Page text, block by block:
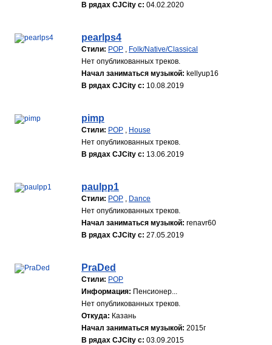
В рядах CJCity с: 04.02.2020
pearlps4
Стили: POP , Folk/Native/Classical
Нет опубликованных треков.
Начал заниматься музыкой: kellyup16
В рядах CJCity с: 10.08.2019
pimp
Стили: POP , House
Нет опубликованных треков.
В рядах CJCity с: 13.06.2019
paulpp1
Стили: POP , Dance
Нет опубликованных треков.
Начал заниматься музыкой: renavr60
В рядах CJCity с: 27.05.2019
PraDed
Стили: POP
Информация: Пенсионер...
Нет опубликованных треков.
Откуда: Казань
Начал заниматься музыкой: 2015г
В рядах CJCity с: 03.09.2015